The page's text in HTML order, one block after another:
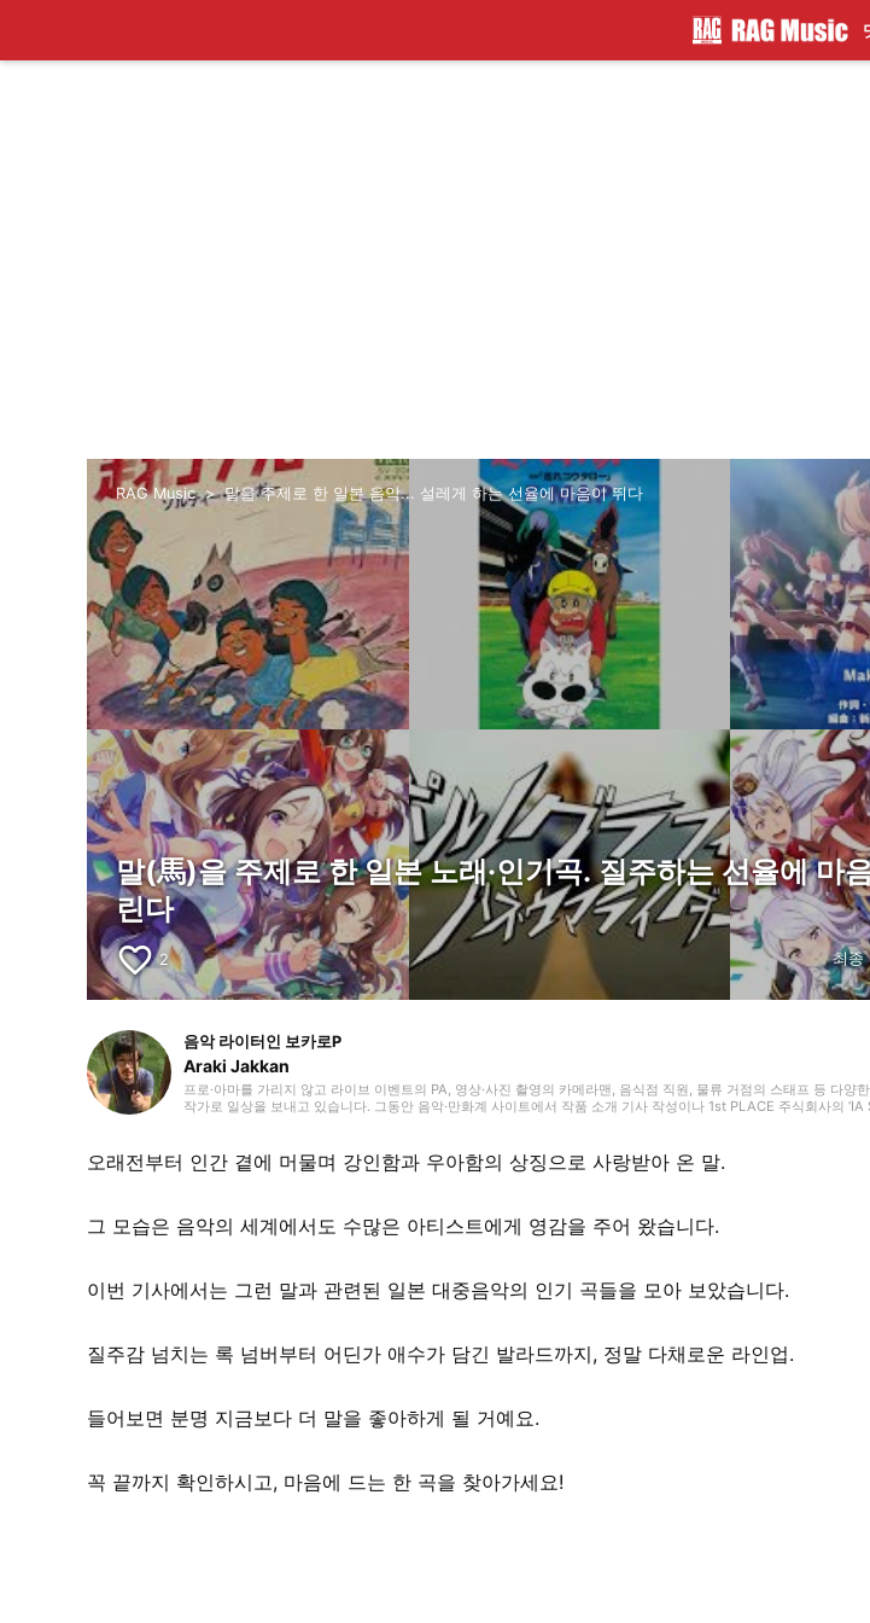
RAG Music 말을 주제로 한 일본 음악... 설레게 하는 선율에 마음이 뛰다
말(馬)을 주제로 한 일본 노래·인기곡. 질주하는 선율에 마
린다
favorite_border 2 최종
음악 라이터인 보카로P
Araki Jakkan
프로·아마를 가리지 않고 라이브 이벤트의 PA, 영상·사진 촬영의 카메라맨, 음식점 직원, 물류 거점의 스태프 등 다양
작가로 일상을 보내고 있습니다. 그동안 음악·만화계 사이트에서 작품 소개 기사 작성이나 1st PLACE 주식회사의 ‘IA
오래전부터 인간 곁에 머물며 강인함과 우아함의 상징으로 사랑받아 온 말.
그 모습은 음악의 세계에서도 수많은 아티스트에게 영감을 주어 왔습니다.
이번 기사에서는 그런 말과 관련된 일본 대중음악의 인기 곡들을 모아 보았습니다.
질주감 넘치는 록 넘버부터 어딘가 애수가 담긴 발라드까지, 정말 다채로운 라인업.
들어보면 분명 지금보다 더 말을 좋아하게 될 거예요.
꼭 끝까지 확인하시고, 마음에 드는 한 곡을 찾아가세요!